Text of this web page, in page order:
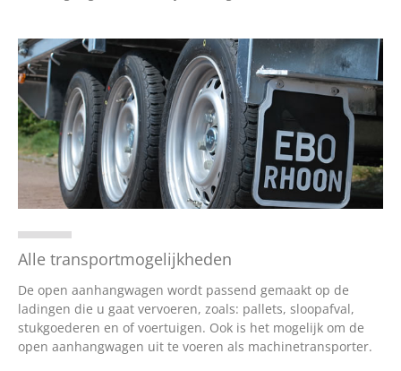
Alle transportmogelijkheden
De open aanhangwagen wordt passend gemaakt op de
ladingen die u gaat vervoeren, zoals: pallets, sloopafval,
stukgoederen en of voertuigen. Ook is het mogelijk om de
open aanhangwagen uit te voeren als machinetransporter.